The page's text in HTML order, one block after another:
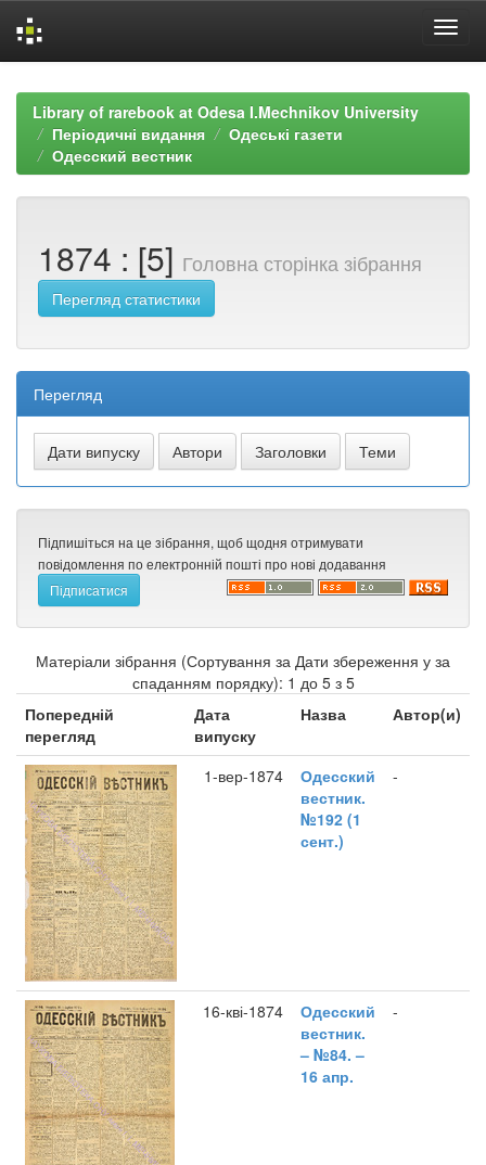
navigationLibrary of rarebook at Odesa I.Mechnikov University
Періодичні видання
Одеські газети
Одесский вестник
1874 : [5] Головна сторінка зібрання
Перегляд статистики
Перегляд
Підпишіться на це зібрання, щоб щодня отримувати
повідомлення по електронній пошті про нові додавання
Матеріали зібрання (Сортування за Дати збереження у за
спаданням порядку): 1 до 5 з 5
Попередній
перегляд
Дата
випуску
Назва Автор(и)
1-вер-1874
Одесский
вестник.
№192 (1
сент.)
-
16-кві-1874
Одесский
вестник.
– №84. –
16 апр.
-